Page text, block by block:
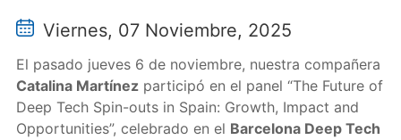
Viernes, 07 Noviembre, 2025
El pasado jueves 6 de noviembre, nuestra compañera
Catalina Martínezparticipó en el panel “The Future of
Deep Tech Spin-outs in Spain: Growth, Impact and
Opportunities”, celebrado en el Barcelona Deep Tech